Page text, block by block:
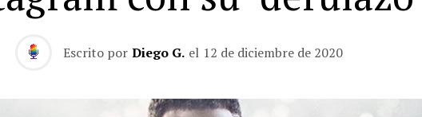
Escrito por Diego G. el 12 de diciembre de 2020